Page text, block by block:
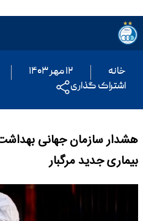
خانه ۱۲ مهر ۱۴۰۳
اشتراک گذاری
هشدار سازمان جهانی
بیماری جدید مرگبار